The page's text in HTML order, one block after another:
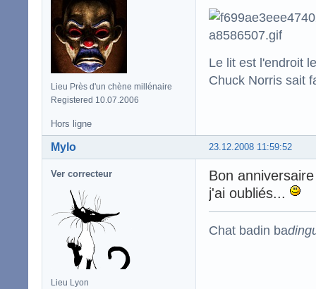
Lieu Près d'un chène millénaire
Registered 10.07.2006
Le lit est l'endroit
Chuck Norris sait
Hors ligne
23.12.2008 11:59:52
Mylo
Ver correcteur
Lieu Lyon
Bon
j'ai oubliés...
Chat badin ba